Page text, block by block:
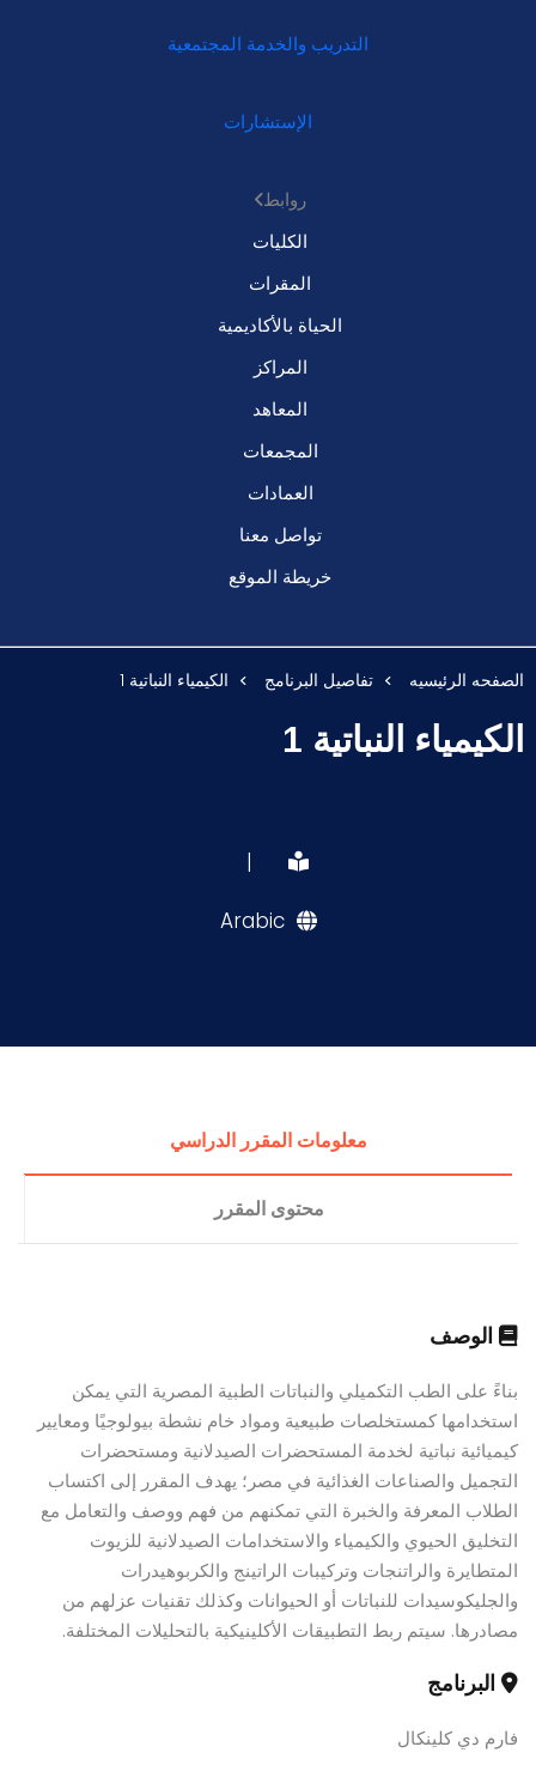
التدريب والخدمة المجتمعية
الإستشارات
روابط
الكليات
المقرات
الحياة بالأكاديمية
المراكز
المعاهد
المجمعات
العمادات
تواصل معنا
خريطة الموقع
الصفحه الرئيسيه تفاصيل البرنامج الكيمياء النباتية 1
الكيمياء النباتية 1
|
Arabic
معلومات المقرر الدراسي
محتوى المقرر
الوصف
بناءً على الطب التكميلي والنباتات الطبية المصرية التي يمكن
استخدامها كمستخلصات طبيعية ومواد خام نشطة بيولوجيًا ومعايير
كيميائية نباتية لخدمة المستحضرات الصيدلانية ومستحضرات
التجميل والصناعات الغذائية في مصر؛ يهدف المقرر إلى اكتساب
الطلاب المعرفة والخبرة التي تمكنهم من فهم ووصف والتعامل مع
التخليق الحيوي والكيمياء والاستخدامات الصيدلانية للزيوت
المتطايرة والراتنجات وتركيبات الراتينج والكربوهيدرات
والجليكوسيدات للنباتات أو الحيوانات وكذلك تقنيات عزلهم من
مصادرها. سيتم ربط التطبيقات الأكلينيكية بالتحليلات المختلفة.
البرنامج
فارم دي كلينكال